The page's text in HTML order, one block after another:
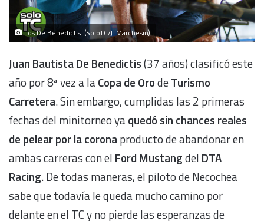
Los De Benedictis. (SoloTC/J. Marchesin)
Juan Bautista De Benedictis(37 años) clasificó este
año por 8ª vez a laCopa de OrodeTurismo
Carretera. Sin embargo, cumplidas las 2 primeras
fechas del minitorneo yaquedó sin chances reales
de pelear por la coronaproducto de abandonar en
ambas carreras con el Ford Mustangdel DTA
Racing. De todas maneras, el piloto de Necochea
sabe que todavía le queda mucho camino por
delante en el TC y no pierde las esperanzas de